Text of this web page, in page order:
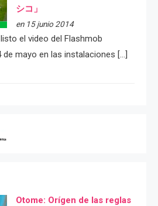
シコ」
en 15 junio 2014
el video del Flashmob
de mayo en las instalaciones […]
Otome: Orígen de las reglas